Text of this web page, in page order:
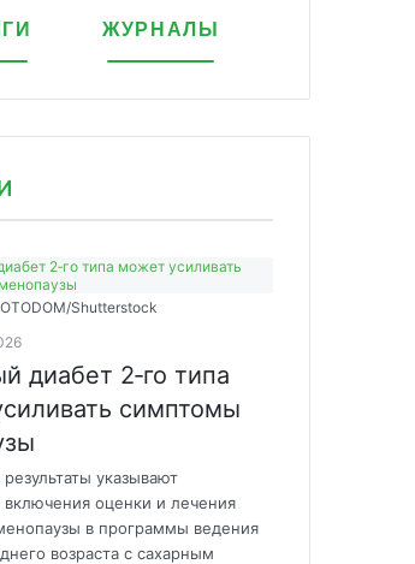
ЖУРНАЛЫ
Shutterstock
диабет 2‑го типа
симптомы
указывают
включения оценки и лечения
в программы ведения
возраста с сахарным